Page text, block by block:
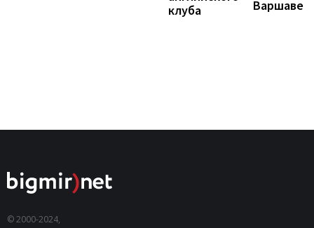
клуба
Варшаве
© 2000-2024,